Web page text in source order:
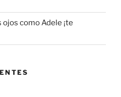
como Adele ¡te